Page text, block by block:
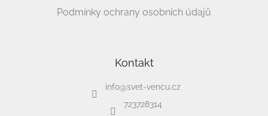
Podmínky ochrany osobních údajů
Kontakt
info@svet-vencu.cz
723728314